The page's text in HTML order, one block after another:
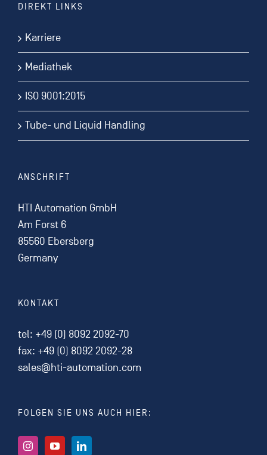
DIREKT LINKS
Karriere
Mediathek
ISO 9001:2015
Tube- und Liquid Handling
ANSCHRIFT
HTI Automation GmbH
Am Forst 6
85560 Ebersberg
Germany
KONTAKT
tel: +49 (0) 8092 2092-70
fax: +49 (0) 8092 2092-28
sales@hti-automation.com
FOLGEN SIE UNS AUCH HIER: